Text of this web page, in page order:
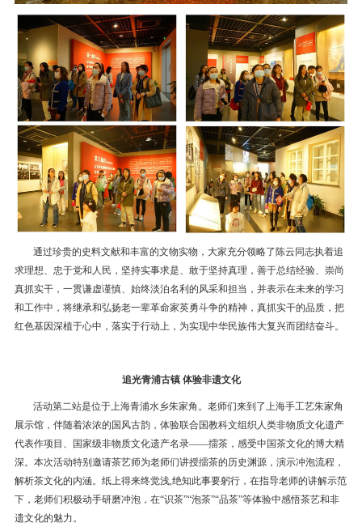
通过珍贵的史料文献和丰富的文物实物，大家充分领略了陈云同志执着追
求理想、忠于党和人民，坚持实事求是、敢于坚持真理，善于总结经验、崇尚
真抓实干，一贯谦虚谨慎、始终淡泊名利的风采和担当，并表示在未来的学习
和工作中，将继承和弘扬老一辈革命家英勇斗争的精神，真抓实干的品质，把
红色基因深植于心中，落实于行动上，为实现中华民族伟大复兴而团结奋斗。
追光青浦古镇 体验非遗文化
活动第二站是位于上海青浦水乡朱家角。老师们来到了上海手工艺朱家角
展示馆，伴随着浓浓的国风古韵，体验联合国教科文组织人类非物质文化遗产
代表作项目、国家级非物质文化遗产名录——擂茶，感受中国茶文化的博大精
深。本次活动特别邀请茶艺师为老师们讲授擂茶的历史渊源，演示冲泡流程，
解析茶文化的内涵。纸上得来终觉浅,绝知此事要躬行，在指导老师的讲解示范
下，老师们积极动手研磨冲泡，在“识茶”“泡茶”“品茶”等体验中感悟茶艺和非
遗文化的魅力。